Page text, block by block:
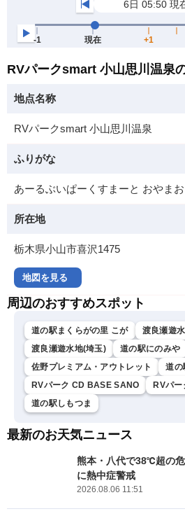
RVパークsmart 小山思川温泉
地点名称
RVパークsmart 小山思川温泉
ふりがな
あーるぶいぱーくすまーと おやま
所在地
栃木県小山市喜沢1475
地図を見る
周辺のおすすめスポット
道の駅まくらがの里 こが
渡良瀬遊
渡良瀬遊水地(埼玉)
道の駅にのみや
佐野プレミアム・アウトレット
道の
RVパーク CD BASE SANO
RVパー
道の駅しもつま
最新のお天気ニュース
熊本・八代で38℃超の
に熱中症警戒
2026.08.06 11:51